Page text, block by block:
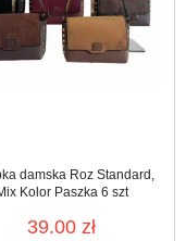
damska Roz Standard,
Kolor Paszka 6 szt
39.00 zł